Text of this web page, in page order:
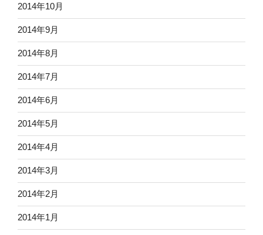
2014年10月
2014年9月
2014年8月
2014年7月
2014年6月
2014年5月
2014年4月
2014年3月
2014年2月
2014年1月